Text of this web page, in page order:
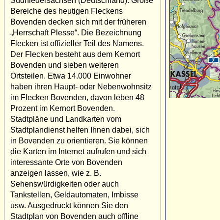
Bereiche des heutigen Fleckens
Bovenden decken sich mit der früheren
„Herrschaft Plesse“. Die Bezeichnung
Flecken ist offizieller Teil des Namens.
Der Flecken besteht aus dem Kernort
Bovenden und sieben weiteren
Ortsteilen. Etwa 14.000 Einwohner
haben ihren Haupt- oder Nebenwohnsitz
im Flecken Bovenden, davon leben 48
Prozent im Kernort Bovenden.
Stadtpläne und Landkarten vom
Stadtplandienst helfen Ihnen dabei, sich
in Bovenden zu orientieren. Sie können
die Karten im Internet aufrufen und sich
interessante Orte von Bovenden
anzeigen lassen, wie z. B.
Sehenswürdigkeiten oder auch
Tankstellen, Geldautomaten, Imbisse
usw. Ausgedruckt können Sie den
Stadtplan von Bovenden auch offline